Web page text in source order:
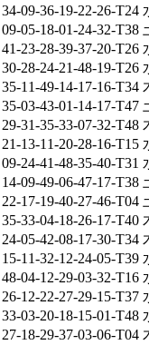
09-36-19-22-26-T24
05-18-01-24-32-T38
23-28-39-37-20-T26
28-24-21-48-19-T26
11-49-14-17-16-T34
03-43-01-14-17-T47
31-35-33-07-32-T48
13-11-20-28-16-T15
24-41-48-35-40-T31
09-49-06-47-17-T38
17-19-40-27-46-T04
33-04-18-26-17-T40
05-42-08-17-30-T34
11-32-12-24-05-T39
04-12-29-03-32-T16
12-22-27-29-15-T37
03-20-18-15-01-T48
18-29-37-03-06-T04